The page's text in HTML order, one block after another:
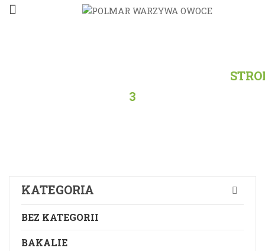
3
KATEGORIA
BEZ KATEGORII
BAKALIE